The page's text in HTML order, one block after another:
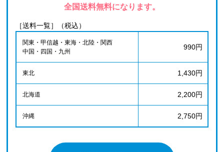
全国送料無料になります。
［送料一覧］（税込）
関東・甲信越・東海・北陸・関西
中国・四国・九州
990円
東北 1,430円
北海道 2,200円
沖縄 2,750円